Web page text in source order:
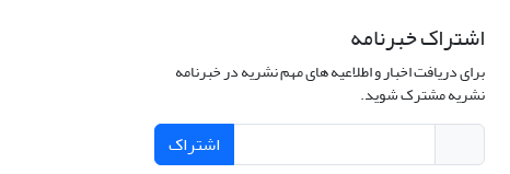
اشتراک خبرنامه
برای دریافت اخبار و اطلاعیه های مهم نشریه در خبرنامه
نشریه مشترک شوید.
اشتراک